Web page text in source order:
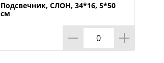
Подсвечник, СЛОН, 34*16, 5*50
см